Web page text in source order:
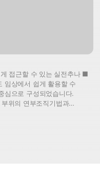
접근할 수 있는 실전추나 ■
임상에서 쉽게 활용할 수
심으로 구성되었습니다.
위의 연부조직기법과
는지 다룰 예정입니다.
증후군, 스트레스, 만성 피로,
련하여, 후두환추관절
개합니다. 복잡하거나